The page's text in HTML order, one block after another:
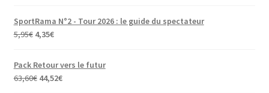
SportRama N°2 - Tour 2026 : le guide du spectateur
5,95€ Le
initial
était :
5,95€.
4,35€Le
est :
Pack Retour vers le futur
63,60€ Le
44,52€Le